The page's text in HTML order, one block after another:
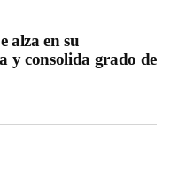
alza en su
y consolida grado de